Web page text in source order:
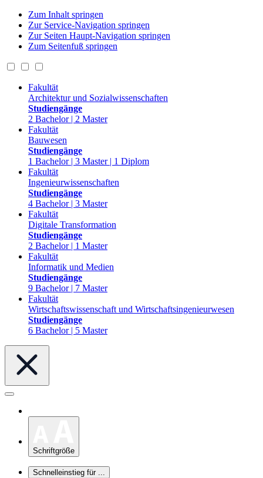
Zum Inhalt springen
Zur Service-Navigation springen
Zur Seiten Haupt-Navigation springen
Zum Seitenfuß springen
Fakultät
Architektur und Sozialwissenschaften
Studiengänge
2 Bachelor | 2 Master
Fakultät
Bauwesen
Studiengänge
1 Bachelor | 3 Master | 1 Diplom
Fakultät
Ingenieurwissenschaften
Studiengänge
4 Bachelor | 3 Master
Fakultät
Digitale Transformation
Studiengänge
2 Bachelor | 1 Master
Fakultät
Informatik und Medien
Studiengänge
9 Bachelor | 7 Master
Fakultät
Wirtschaftswissenschaft und Wirtschaftsingenieurwesen
Studiengänge
6 Bachelor | 5 Master
Schriftgröße
Schnelleinstieg für ...